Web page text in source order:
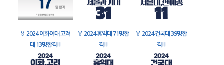
🏅 2024 이화여대 고려
대 13명합격!!
🏅 2024 홍익대 71명합
격!!
🏅 2024 건국대 39명합
격!!